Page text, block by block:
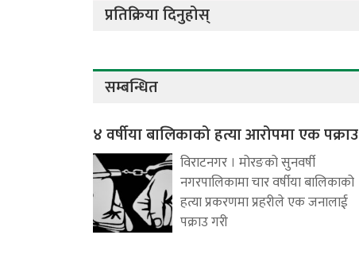
प्रतिक्रिया दिनुहोस्
सम्बन्धित
४ वर्षीया बालिकाको हत्या आरोपमा एक पक्राउ
विराटनगर । मोरङको सुनवर्षी
नगरपालिकामा चार वर्षीया बालिकाको
हत्या प्रकरणमा प्रहरीले एक जनालाई
पक्राउ गरी